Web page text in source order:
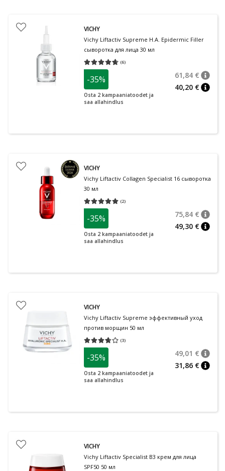
VICHY
Vichy Liftactiv Supreme H.A. Epidermic Filler
сыворотка для лица 30 мл
(6)
Средняя оценка 4.67
-35%
Osta 2 kampaaniatoodet ja
saa allahindlus
61,84 €
40,20 €
VICHY
Vichy Liftactiv Collagen Specialist 16 сыворотка
30 мл
(2)
Средняя оценка 5.00
-35%
Osta 2 kampaaniatoodet ja
saa allahindlus
75,84 €
49,30 €
VICHY
Vichy Liftactiv Supreme эффективный уход
против морщин 50 мл
(3)
Средняя оценка 3.67
-35%
Osta 2 kampaaniatoodet ja
saa allahindlus
49,01 €
31,86 €
VICHY
Vichy Liftactiv Specialist B3 крем для лица
SPF50 50 мл